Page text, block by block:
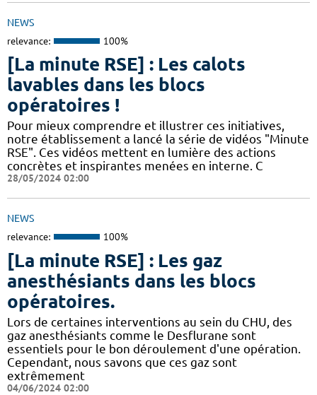
NEWS
relevance: 100%
[La minute RSE] : Les calots
lavables dans les blocs
opératoires !
Pour mieux comprendre et illustrer ces initiatives,
notre établissement a lancé la série de vidéos "Minute
RSE". Ces vidéos mettent en lumière des actions
concrètes et inspirantes menées en interne. C
28/05/2024 02:00
NEWS
relevance: 100%
[La minute RSE] : Les gaz
anesthésiants dans les blocs
opératoires.
​​Lors de certaines interventions au sein du CHU, des
gaz anesthésiants comme le Desflurane sont
essentiels pour le bon déroulement d'une opération.
Cependant, nous savons que ces gaz sont
extrêmement
04/06/2024 02:00